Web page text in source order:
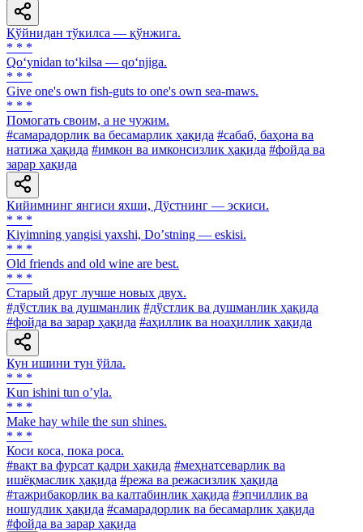
Қўйнидан тўкилса — қўнжига.
* * *
Qo‘ynidan to‘kilsa — qo‘njiga.
* * *
Give one's own fish-guts to one's own sea-maws.
* * *
Помогать своим, а не чужим.
#самарадорлик ва бесамарлик ҳақида #сабаб, баҳона ва
натижа ҳақида #имкон ва имконсизлик ҳақида #фойда ва
зарар ҳақида
Кийимнинг янгиси яхши, Дўстнинг — эскиси.
* * *
Kiyimning yangisi yaxshi, Doʼstning — eskisi.
* * *
Old friends and old wine are best.
* * *
Старый друг лучше новых двух.
#дўстлик ва душманлик #дўстлик ва душманлик ҳақида
#фойда ва зарар ҳақида #аҳиллик ва ноаҳиллик ҳақида
Кун ишини тун ўйла.
* * *
Kun ishini tun oʼyla.
* * *
Make hay while the sun shines.
* * *
Коси коса, пока роса.
#вақт ва фурсат қадри ҳақида #меҳнатсеварлик ва
ишёқмаслик ҳақида #режа ва режасизлик ҳақида
#тажрибакорлик ва калтабинлик ҳақида #эпчиллик ва
ношудлик ҳақида #самарадорлик ва бесамарлик ҳақида
#фойда ва зарар ҳақида